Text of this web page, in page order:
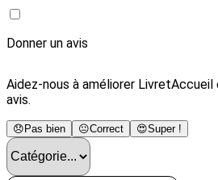
Donner un avis
Aidez-nous à améliorer
avis.
😞 Pas bien 😐Correct 😍Super !